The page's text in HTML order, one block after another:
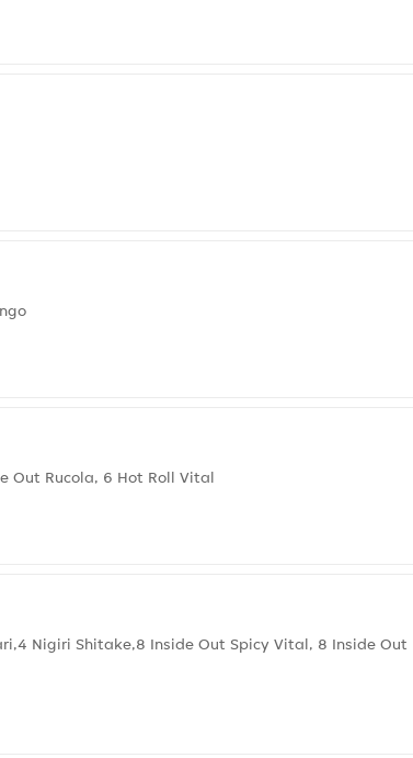
Out Rucola, 6 Hot Roll Vital
Nigiri Shitake,8 Inside Out Spicy Vital, 8 Inside Out